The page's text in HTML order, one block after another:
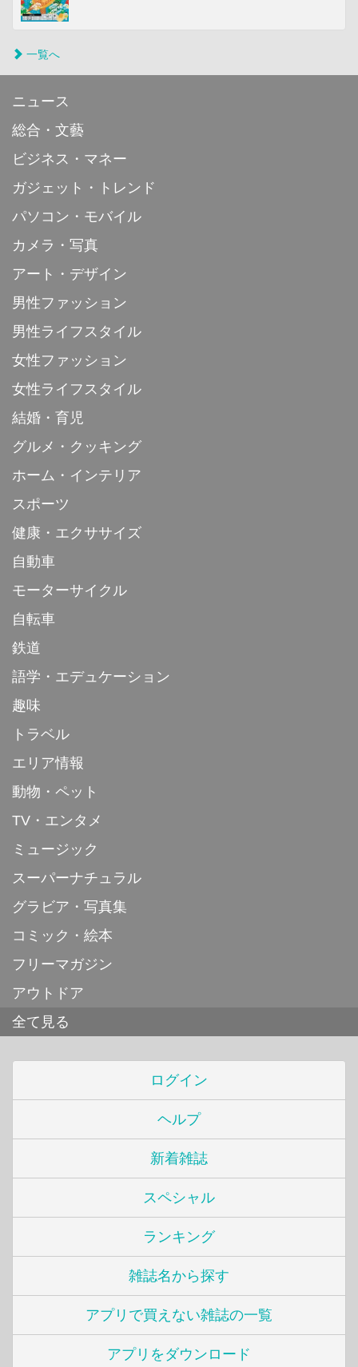
一覧へ
ニュース
総合・文藝
ビジネス・マネー
ガジェット・トレンド
パソコン・モバイル
カメラ・写真
アート・デザイン
男性ファッション
男性ライフスタイル
女性ファッション
女性ライフスタイル
結婚・育児
グルメ・クッキング
ホーム・インテリア
スポーツ
健康・エクササイズ
自動車
モーターサイクル
自転車
鉄道
語学・エデュケーション
趣味
トラベル
エリア情報
動物・ペット
TV・エンタメ
ミュージック
スーパーナチュラル
グラビア・写真集
コミック・絵本
フリーマガジン
アウトドア
全て見る
ログイン
ヘルプ
新着雑誌
スペシャル
ランキング
雑誌名から探す
アプリで買えない雑誌の一覧
アプリをダウンロード